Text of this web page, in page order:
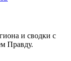
и сводки с
Правду.